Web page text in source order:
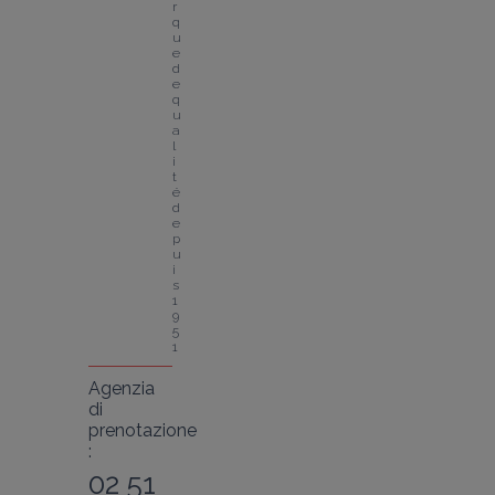
r
q
u
e
d
e
q
u
a
l
i
t
é
d
e
p
u
i
s
1
9
5
1
Agenzia
di
prenotazione
:
02 51